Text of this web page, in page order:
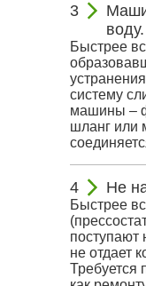
воду.
Быстрее
систему
машины –
шланг или
Не
Быстрее
поступают
не отдает
Требуется